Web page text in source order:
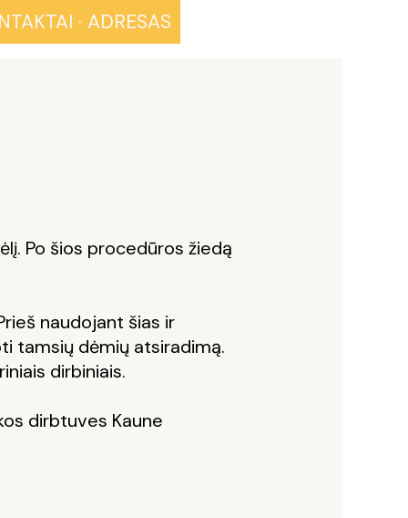
· ADRESAS
Po šios procedūros žiedą
naudojant šias ir
tamsių dėmių atsiradimą.
dirbiniais.
dirbtuves Kaune